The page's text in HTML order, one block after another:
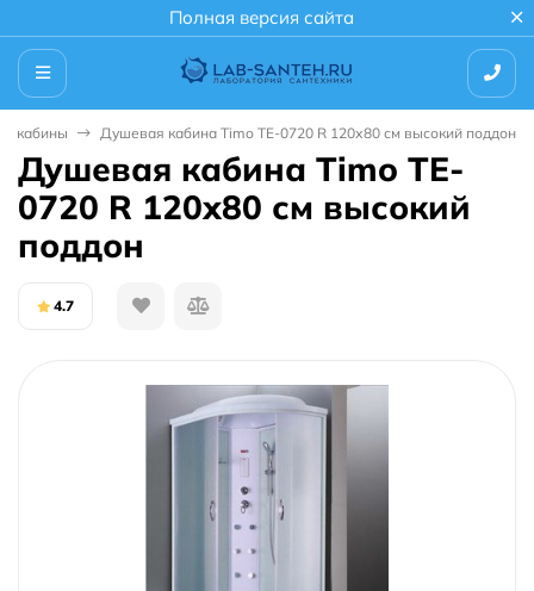
Полная версия сайта
кабины Душевая кабина Timo TE-0720 R 120х80 см высокий поддон
Душевая кабина Timo TE-
0720 R 120х80 см высокий
поддон
4.7